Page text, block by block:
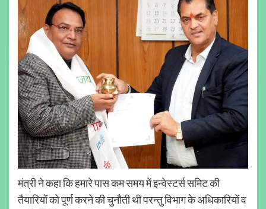
मंत्री ने कहा कि हमारे पास कम समय में इन्वेस्टर्स समिट की
तैयारियों को पूर्ण करने की चुनौती थी परन्तु विभाग के अधिकारियों व